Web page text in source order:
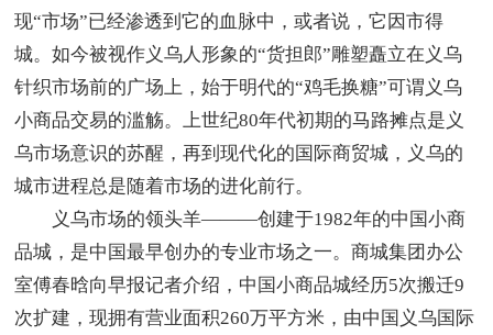
现“市场”已经渗透到它的血脉中，或者说，它因市得
城。如今被视作义乌人形象的“货担郎”雕塑矗立在义乌
针织市场前的广场上，始于明代的“鸡毛换糖”可谓义乌
小商品交易的滥觞。上世纪80年代初期的马路摊点是义
乌市场意识的苏醒，再到现代化的国际商贸城，义乌的
城市进程总是随着市场的进化前行。
义乌市场的领头羊———创建于1982年的中国小商
品城，是中国最早创办的专业市场之一。商城集团办公
室傅春晗向早报记者介绍，中国小商品城经历5次搬迁9
次扩建，现拥有营业面积260万平方米，由中国义乌国际